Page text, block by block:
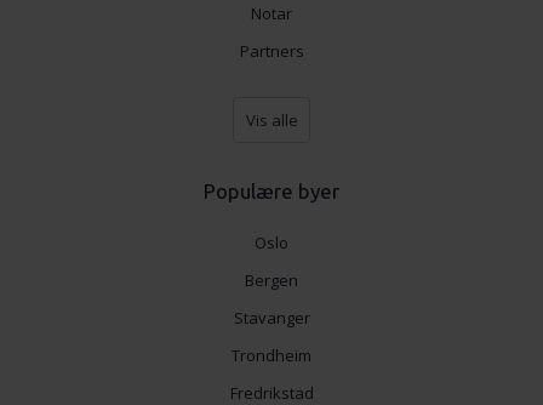
Notar
Partners
Vis alle
Populære byer
Oslo
Bergen
Stavanger
Trondheim
Fredrikstad